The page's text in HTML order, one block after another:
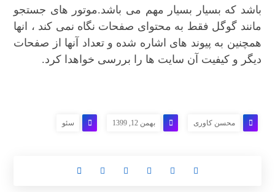
باشد که بسیار بسیار مهم می باشد.موتور های جستجو
مانند گوگل فقط به محتوای صفحات نگاه نمی کند ، انها
همچنین به پیوند های اشاره شده و تعداد آنها از صفحات
دیگر و کیفیت آن سایت ها را بررسی خواهدا کرد.
محسن کاوری بهمن 12, 1399 سئو